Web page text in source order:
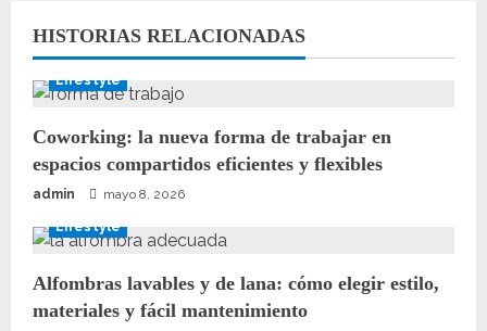
HISTORIAS RELACIONADAS
Lifestyle
Coworking: la nueva forma de trabajar en
espacios compartidos eficientes y flexibles
admin mayo 8, 2026
Lifestyle
Alfombras lavables y de lana: cómo elegir estilo,
materiales y fácil mantenimiento